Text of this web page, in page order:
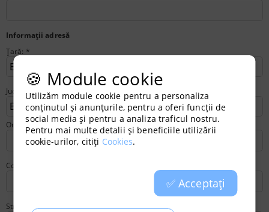
Informaţii adresă
Ţară: *
Județ:*
Oraș:*
Cod poștal:
Stradă 1:*
🍪 Module cookie
Utilizăm module cookie pentru a personaliza
conținutul și anunțurile, pentru a oferi funcții de
social media și pentru a analiza traficul nostru.
Pentru mai multe detalii și beneficiile utilizării
cookie-urilor, citiți Cookies.
✅ Acceptați